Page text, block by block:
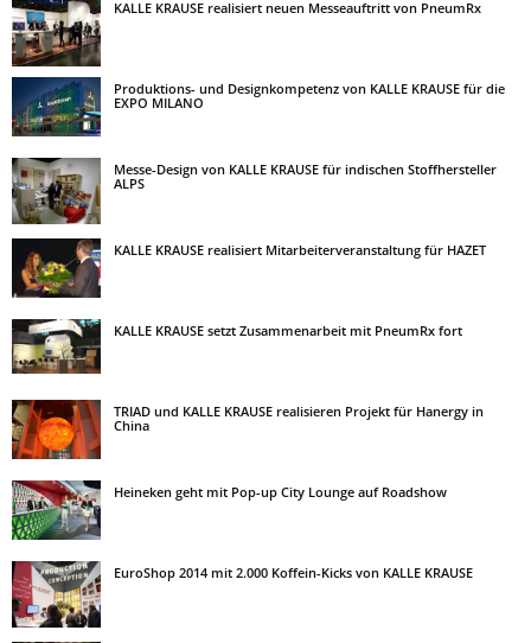
KALLE KRAUSE realisiert neuen Messeauftritt von PneumRx
Produktions- und Designkompetenz von KALLE KRAUSE für die
EXPO MILANO
Messe-Design von KALLE KRAUSE für indischen Stoffhersteller
ALPS
KALLE KRAUSE realisiert Mitarbeiterveranstaltung für HAZET
KALLE KRAUSE setzt Zusammenarbeit mit PneumRx fort
TRIAD und KALLE KRAUSE realisieren Projekt für Hanergy in
China
Heineken geht mit Pop-up City Lounge auf Roadshow
EuroShop 2014 mit 2.000 Koffein-Kicks von KALLE KRAUSE